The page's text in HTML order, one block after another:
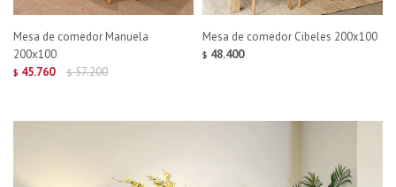
Mesa de comedor Manuela
200x100
$ 45.760 $ 57.200
Mesa de comedor Cibeles 200x100
$ 48.400